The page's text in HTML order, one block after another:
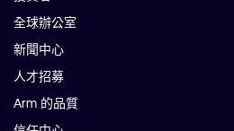
全球辦公室
新聞中心
人才招募
Arm 的品質